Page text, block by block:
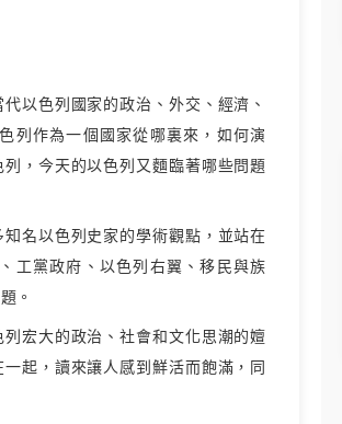
以色列國家的政治、外交、經濟、
列作為一個國家從哪裏來，如何演
，今天的以色列又麵臨著哪些問題
名以色列史家的學術觀點，並站在
工黨政府、以色列右翼、移民與族
。
宏大的政治、社會和文化思潮的嬗
起，讀來讓人感到鮮活而飽滿，同